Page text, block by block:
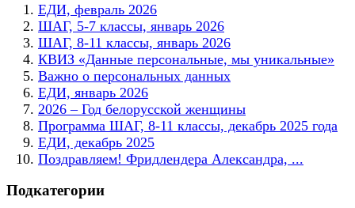
ЕДИ, февраль 2026
ШАГ, 5-7 классы, январь 2026
ШАГ, 8-11 классы, январь 2026
КВИЗ «Данные персональные, мы уникальные»
Важно о персональных данных
ЕДИ, январь 2026
2026 – Год белорусской женщины
Программа ШАГ, 8-11 классы, декабрь 2025 года
ЕДИ, декабрь 2025
Поздравляем! Фридлендера Александра, ...
Подкатегории